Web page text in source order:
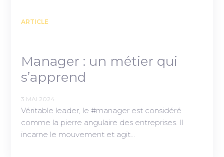
ARTICLE
Manager : un métier qui
s’apprend
3 MAI 2024
Véritable leader, le #manager est considéré
comme la pierre angulaire des entreprises. Il
incarne le mouvement et agit…